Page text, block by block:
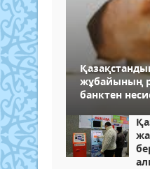
жұбайының
банктен